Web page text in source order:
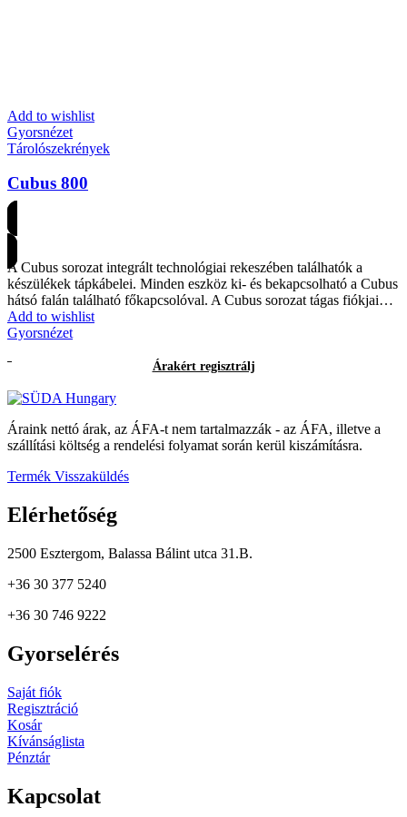
Add to wishlist
Gyorsnézet
Tárolószekrények
Cubus 800
A Cubus sorozat integrált technológiai rekeszében találhatók a
készülékek tápkábelei. Minden eszköz ki- és bekapcsolható a Cubus
hátsó falán található főkapcsolóval. A Cubus sorozat tágas fiókjai…
Add to wishlist
Gyorsnézet
Árakért regisztrálj
Áraink nettó árak, az ÁFA-t nem tartalmazzák - az ÁFA, illetve a
szállítási költség a rendelési folyamat során kerül kiszámításra.
Termék Visszaküldés
Elérhetőség
2500 Esztergom, Balassa Bálint utca 31.B.
+36 30 377 5240
+36 30 746 9222
Gyorselérés
Saját fiók
Regisztráció
Kosár
Kívánságlista
Pénztár
Kapcsolat